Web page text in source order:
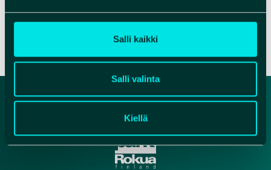
Salli kaikki
Salli valinta
Kiellä